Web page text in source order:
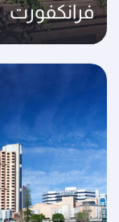
فرانكفورت